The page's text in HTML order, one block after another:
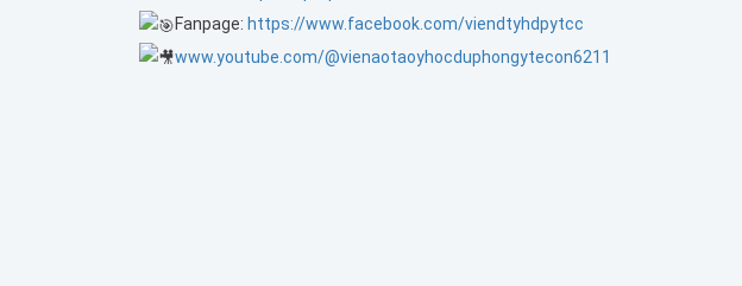
Fanpage: https://www.facebook.com/viendtyhdpytcc
www.youtube.com/@vienaotaoyhocduphongytecon6211